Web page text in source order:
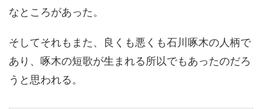
なところがあった。
そしてそれもまた、良くも悪くも石川啄木の人柄で
あり、啄木の短歌が生まれる所以でもあったのだろ
うと思われる。